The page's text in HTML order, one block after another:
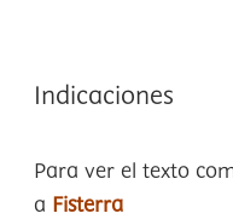
Indicaciones
Para ver el texto
a Fisterra